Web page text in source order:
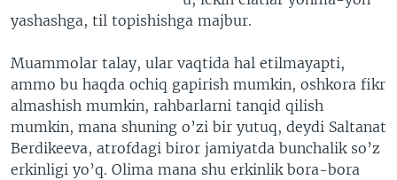
yashashga, til topishishga majbur.
Muammolar talay, ular vaqtida hal etilmayapti,
ammo bu haqda ochiq gapirish mumkin, oshkora fikr
almashish mumkin, rahbarlarni tanqid qilish
mumkin, mana shuning o’zi bir yutuq, deydi Saltanat
Berdikeeva, atrofdagi biror jamiyatda bunchalik so’z
erkinligi yo’q. Olima mana shu erkinlik bora-bora